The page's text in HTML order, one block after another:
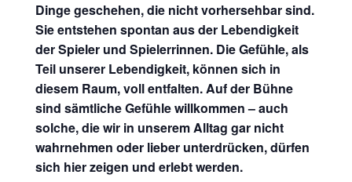
Dinge geschehen, die nicht vorhersehbar sind.
Sie entstehen spontan aus der Lebendigkeit
der Spieler und Spielerrinnen. Die Gefühle, als
Teil unserer Lebendigkeit, können sich in
diesem Raum, voll entfalten. Auf der Bühne
sind sämtliche Gefühle willkommen – auch
solche, die wir in unserem Alltag gar nicht
wahrnehmen oder lieber unterdrücken, dürfen
sich hier zeigen und erlebt werden.